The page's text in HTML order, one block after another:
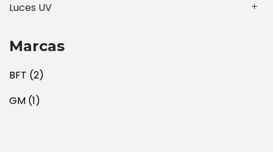
Luces UV
Marcas
BFT (2)
GM (1)